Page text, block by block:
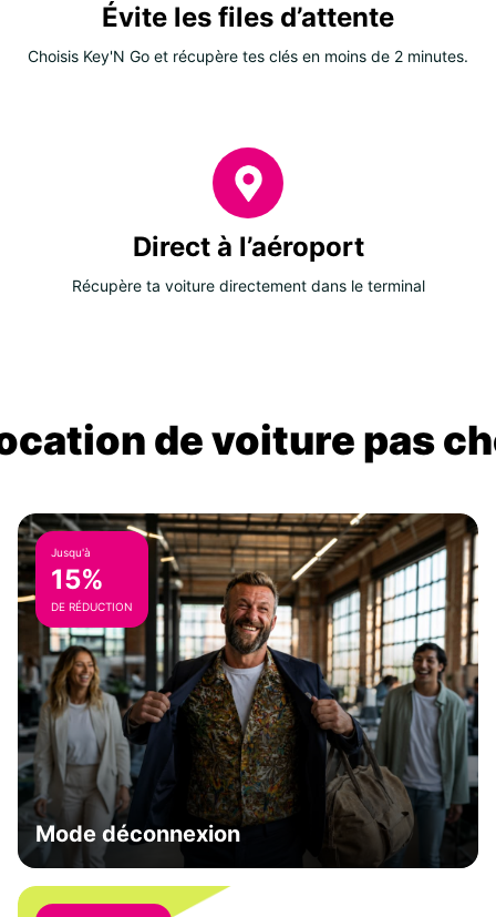
Évite les files d’attente
Choisis Key'N Go et récupère tes clés en moins de 2 minutes.
Direct à l’aéroport
Récupère ta voiture directement dans le terminal
de voiture pas
Jusqu'à
15%
DE RÉDUCTION
Mode déconnexion